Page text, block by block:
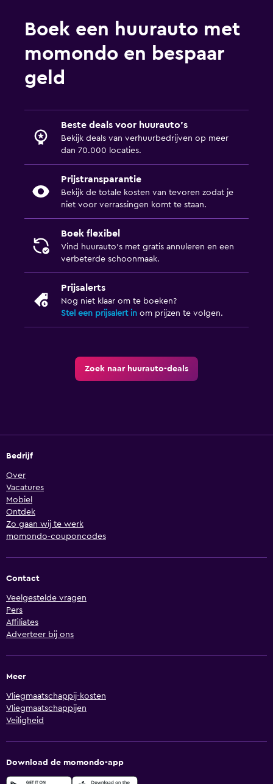
Boek een huurauto met
momondo en bespaar
geld
Beste deals voor huurauto's
Bekijk deals van verhuurbedrijven op meer
dan 70.000 locaties.
Prijstransparantie
Bekijk de totale kosten van tevoren zodat je
niet voor verrassingen komt te staan.
Boek flexibel
Vind huurauto's met gratis annuleren en een
verbeterde schoonmaak.
Prijsalerts
Nog niet klaar om te boeken?
Stel een prijsalert in om prijzen te volgen.
Zoek naar huurauto-deals
Bedrijf
Over
Vacatures
Mobiel
Ontdek
Zo gaan wij te werk
momondo-couponcodes
Contact
Veelgestelde vragen
Pers
Affiliates
Adverteer bij ons
Meer
Vliegmaatschappij-kosten
Vliegmaatschappijen
Veiligheid
Download de momondo-app